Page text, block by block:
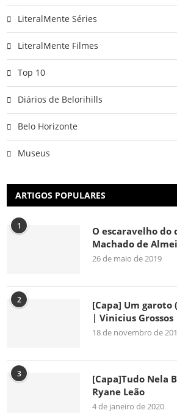
LiteralMente Séries
LiteralMente Filmes
Top 10
Diários de Belorihills
Belo Horizonte
Museus
ARTIGOS POPULARES
1
O escaravelho do
Machado de
26 de maio de 2019
2
[Capa] Um
| Vinicius Grossos
18 de novembro de
3
[Capa]Tudo Nela
Ryane Leão
4 de janeiro de 2020